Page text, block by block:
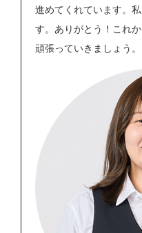
進めてくれています。
す。ありがとう！これ
頑張っていきましょう。